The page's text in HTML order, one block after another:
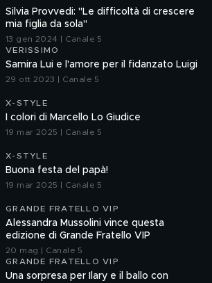
Silvia Provvedi: "Le difficoltà di crescere
mia figlia da sola"
13 gen 2024 | Canale 5
VERISSIMO
Samira Lui e l'amore per il fidanzato Luigi
29 ott 2023 | Canale 5
X-STYLE
I colori di Marcello Lo Giudice
19 mar 2025 | Canale 5
X-STYLE
Buona festa del papà!
19 mar 2025 | Canale 5
GRANDE FRATELLO VIP
Alessandra Mussolini vince questa
edizione di Grande Fratello VIP
20 mag | Canale 5
GRANDE FRATELLO VIP
Una sorpresa per Ilary e il ballo con